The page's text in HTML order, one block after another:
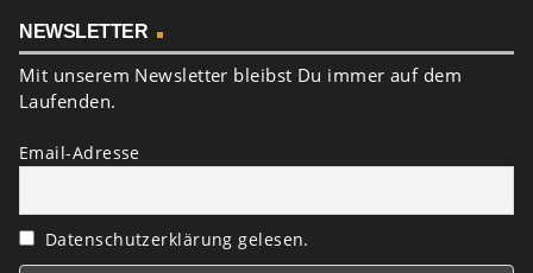
NEWSLETTER
Mit unserem Newsletter bleibst Du immer auf dem
Laufenden.
Email-Adresse
Datenschutzerklärung gelesen.